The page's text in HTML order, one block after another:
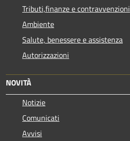
Tributi,finanze e contravvenzioni
Ambiente
Salute, benessere e assistenza
Autorizzazioni
NOVITÀ
Notizie
Comunicati
Avvisi